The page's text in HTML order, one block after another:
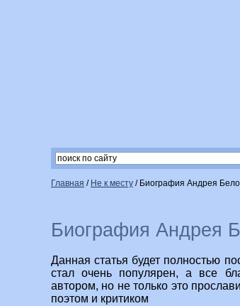
Главная / Не к месту / Биография Андрея
Биография Андрея
Данная статья будет полностью
стал очень популярен, а все
автором, но не только это
поэтом и критиком